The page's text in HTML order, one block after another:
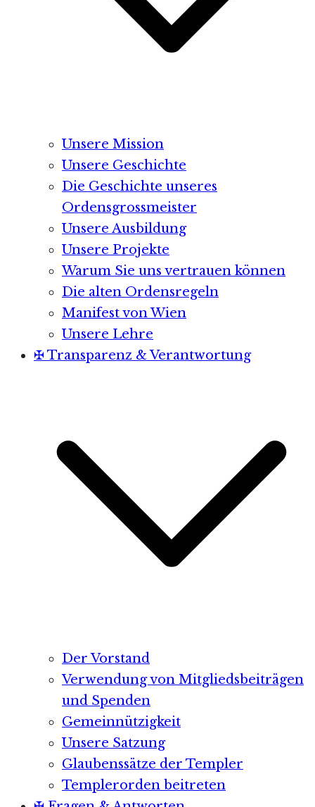
Unsere Mission
Unsere Geschichte
Die Geschichte unseres
Ordensgrossmeister
Unsere Ausbildung
Unsere Projekte
Warum Sie uns vertrauen können
Die alten Ordensregeln
Manifest von Wien
Unsere Lehre
✠ Transparenz & Verantwortung
Der Vorstand
Verwendung von Mitgliedsbeiträgen
und Spenden
Gemeinnützigkeit
Unsere Satzung
Glaubenssätze der Templer
Templerorden beitreten